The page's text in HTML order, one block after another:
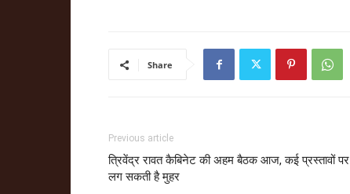
Share
Previous article
त्रिवेंद्र रावत कैबिनेट की अहम बैठक आज, कई प्रस्तावों पर
लग सकती है मुहर